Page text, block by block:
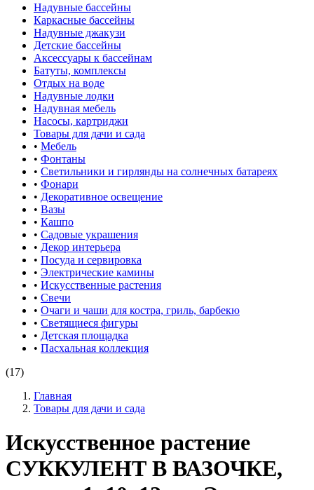
Надувные бассейны
Каркасные бассейны
Надувные джакузи
Детские бассейны
Аксессуары к бассейнам
Батуты, комплексы
Отдых на воде
Надувные лодки
Надувная мебель
Насосы, картриджи
Товары для дачи и сада
• Мебель
• Фонтаны
• Светильники и гирлянды на солнечных батареях
• Фонари
• Декоративное освещение
• Вазы
• Кашпо
• Садовые украшения
• Декор интерьера
• Посуда и сервировка
• Электрические камины
• Искусственные растения
• Свечи
• Очаги и чаши для костра, гриль, барбекю
• Светящиеся фигуры
• Детская площадка
• Пасхальная коллекция
(17)
Главная
Товары для дачи и сада
Искусственное растение
СУККУЛЕНТ В ВАЗОЧКЕ,